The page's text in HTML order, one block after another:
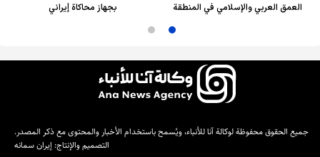
العمق العربي والإسلامي في المنطقة
بجهاز محاكاة إيراني
جميع الحقوق محفوظة لوكالة آنا للأنباء، ويُسمح باستخدام الأخبار والمحتوى مع ذكر المصدر.
التصميم والإنتاج: إيران سمانه